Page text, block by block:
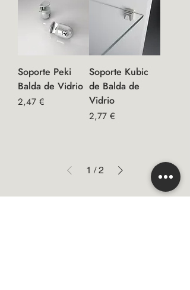
Soporte Peki
Balda de Vidrio
Precio
2,47 €
Soporte Kubic
de Balda de
Vidrio
Precio
2,77 €
1 / 2